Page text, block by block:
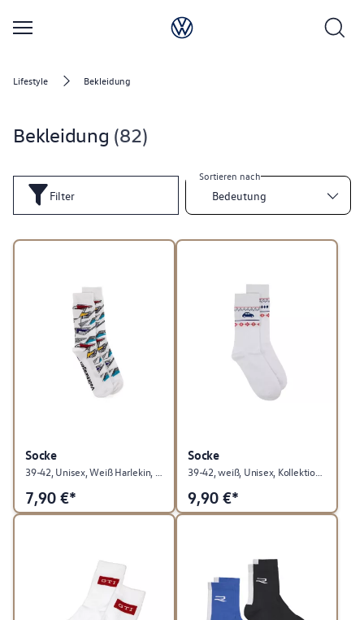
Lifestyle Bekleidung
Bekleidung 82
Filter
Sortieren nach
Bedeutung
Socke
39-42, Unisex, Weiß Harlekin, ID. Polo Kollektion
7,90 €*
Socke
39-42, weiß, Unisex, Kollektion Winter/Weihnachten
9,90 €*